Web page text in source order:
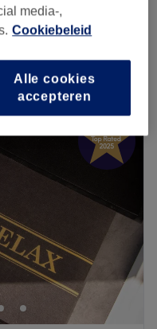
Gesloten
10:00–19:00
19:00
20:00
11:00–
17:00
media-,
Cookiebeleid
Alle cookies
accepteren